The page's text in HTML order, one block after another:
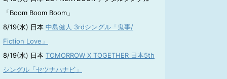
「Boom Boom Boom」
8/19(水) 日本 中島健人 3rdシングル「鬼事/
Fiction Love」
8/19(水) 日本 TOMORROW X TOGETHER 日本5th
シングル「セツナハナビ」